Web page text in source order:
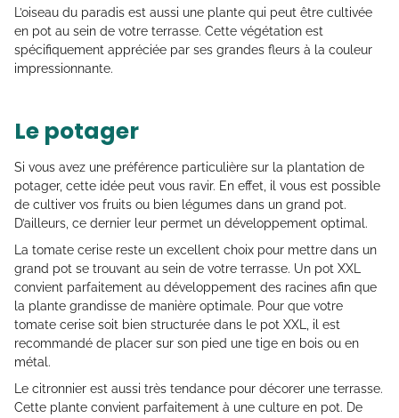
L’oiseau du paradis est aussi une plante qui peut être cultivée
en pot au sein de votre terrasse. Cette végétation est
spécifiquement appréciée par ses grandes fleurs à la couleur
impressionnante.
Le potager
Si vous avez une préférence particulière sur la plantation de
potager, cette idée peut vous ravir. En effet, il vous est possible
de cultiver vos fruits ou bien légumes dans un grand pot.
D’ailleurs, ce dernier leur permet un développement optimal.
La tomate cerise reste un excellent choix pour mettre dans un
grand pot se trouvant au sein de votre terrasse. Un pot XXL
convient parfaitement au développement des racines afin que
la plante grandisse de manière optimale. Pour que votre
tomate cerise soit bien structurée dans le pot XXL, il est
recommandé de placer sur son pied une tige en bois ou en
métal.
Le citronnier est aussi très tendance pour décorer une terrasse.
Cette plante convient parfaitement à une culture en pot. De